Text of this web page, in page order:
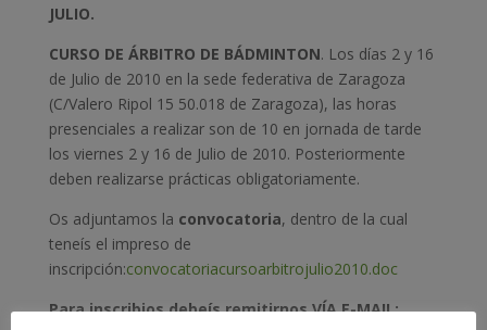
JULIO.
CURSO DE ÁRBITRO DE BÁDMINTON. Los días 2 y 16
de Julio de 2010 en la sede federativa de Zaragoza
(C/Valero Ripol 15 50.018 de Zaragoza), las horas
presenciales a realizar son de 10 en jornada de tarde
los viernes 2 y 16 de Julio de 2010. Posteriormente
deben realizarse prácticas obligatoriamente.
Os adjuntamos la convocatoria, dentro de la cual
teneís el impreso de
inscripción:convocatoriacursoarbitrojulio2010.doc
Para inscribios debeís remitirnos VÍA E-MAIL: